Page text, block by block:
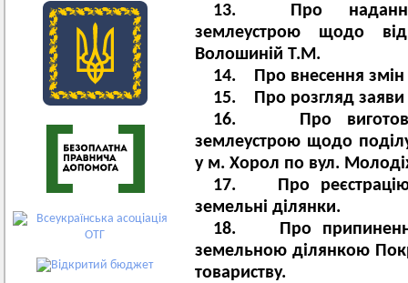
13. Про надання
землеустрою щодо
Волошиній Т.М.
14. Про внесення змін
15. Про розгляд заяви
16. Про
землеустрою щодо
у м. Хорол по вул.
17. Про реєстрацію
земельні ділянки.
18. Про припинення
земельною ділянкою
товариству.